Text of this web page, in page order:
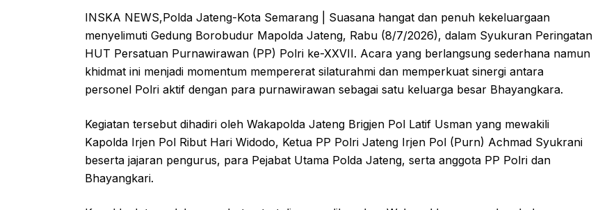
INSKA NEWS,Polda Jateng-Kota Semarang | Suasana hangat dan penuh kekeluargaan
menyelimuti Gedung Borobudur Mapolda Jateng, Rabu (8/7/2026), dalam Syukuran Peringatan
HUT Persatuan Purnawirawan (PP) Polri ke-XXVII. Acara yang berlangsung sederhana namun
khidmat ini menjadi momentum mempererat silaturahmi dan memperkuat sinergi antara
personel Polri aktif dengan para purnawirawan sebagai satu keluarga besar Bhayangkara.
Kegiatan tersebut dihadiri oleh Wakapolda Jateng Brigjen Pol Latif Usman yang mewakili
Kapolda Irjen Pol Ribut Hari Widodo, Ketua PP Polri Jateng Irjen Pol (Purn) Achmad Syukrani
beserta jajaran pengurus, para Pejabat Utama Polda Jateng, serta anggota PP Polri dan
Bhayangkari.